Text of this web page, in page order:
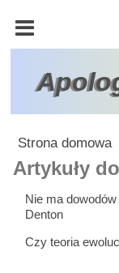
KOŚCIÓŁ
KATOLICKI
TRÓJCA
ŚWIĘTA
ATEIZM
JEHOWY
Strona domowa
Artykuły
Nie ma
Denton
Czy teoria